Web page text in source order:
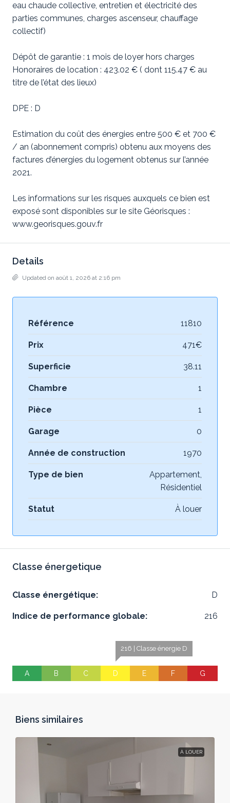
eau chaude collective, entretien et électricité des
parties communes, charges ascenseur, chauffage
collectif)
Dépôt de garantie : 1 mois de loyer hors charges
Honoraires de location : 423.02 € ( dont 115.47 € au
titre de l’état des lieux)
DPE : D
Estimation du coût des énergies entre 500 € et 700 €
/ an (abonnement compris) obtenu aux moyens des
factures d’énergies du logement obtenus sur l’année
2021.
Les informations sur les risques auxquels ce bien est
exposé sont disponibles sur le site Géorisques :
www.georisques.gouv.fr
Details
Updated on août 1, 2026 at 2:16 pm
Référence 11810
Prix 471€
Superficie 38.11
Chambre 1
Pièce 1
Garage 0
Année de construction 1970
Type de bien
Appartement,
Résidentiel
Statut À louer
Classe énergetique
Classe énergétique: D
Indice de performance globale: 216
A B C
216 | Classe énergie D
D E F G
Biens similaires
À LOUER